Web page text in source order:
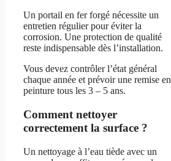
Un portail en fer forgé nécessite un
entretien régulier pour éviter la
corrosion. Une protection de qualité
reste indispensable dès l’installation.
Vous devez contrôler l’état général
chaque année et prévoir une remise en
peinture tous les 3 – 5 ans.
Comment nettoyer
correctement la surface ?
Un nettoyage à l’eau tiède avec un